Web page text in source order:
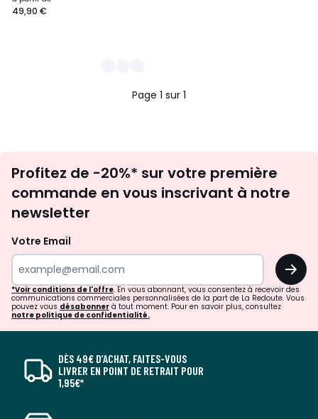
49,90 €
Page 1 sur 1
newsletter
Profitez de -20%* sur votre première
commande en vous inscrivant à notre
newsletter
Votre Email
OK
*Voir conditions de l'offre. En vous abonnant, vous consentez à recevoir des
communications commerciales personnalisées de la part de La Redoute. Vous
pouvez vous désabonner à tout moment. Pour en savoir plus, consultez
notre politique de confidentialité.
DÈS 49€ D’ACHAT, FAITES-VOUS
LIVRER EN POINT DE RETRAIT POUR
1,95€*